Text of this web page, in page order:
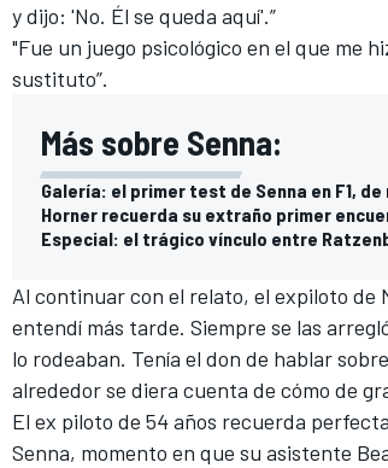
MÁS CATEGORÍAS
y dijo: 'No. Él se queda aquí'.”
"Fue un juego psicológico en el que me
sustituto”.
Más sobre Senna:
Galería: el primer test de Senna en F1,
Horner recuerda su extraño primer
Especial: el trágico vínculo entre
Al continuar con el relato, el expiloto de
entendí más tarde. Siempre se las
lo rodeaban. Tenía el don de hablar
alrededor se diera cuenta de cómo de
El ex piloto de 54 años recuerda
Senna, momento en que su asistente